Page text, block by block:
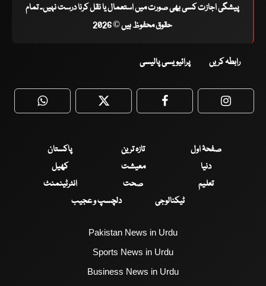
پیشگی اجازت کسی بھی صورت میں استعمال یا نقل کرنا درست نہیں۔ تمام
حقوق محفوظ ہیں © 2026
رابطہ کریں پرائیویسی پالیسی
WhatsApp Twitter Facebook
صفحۂ اول تازہ ترین
پاکستان
دنیا
معیشت
کھیل
تعلیم
صحت
انٹرٹینمنٹ
ٹیکنالوجی
دلچسپ و عجیب
Pakistan News in Urdu
Sports News in Urdu
Business News in Urdu